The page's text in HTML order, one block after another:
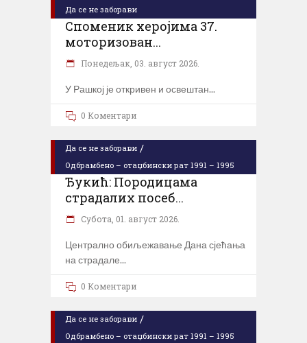
Да се не заборави
Споменик херојима 37.
моторизован...
Понедељак, 03. август 2026.
У Рашкој је откривен и освештан
0 Коментари
Да се не заборави /
Одбрамбено – отаџбински рат 1991 – 1995
Ђукић: Породицама
страдалих посеб...
Субота, 01. август 2026.
Централно обиљежавање Дана сјећања
на страдале
0 Коментари
Да се не заборави /
Одбрамбено – отаџбински рат 1991 – 1995